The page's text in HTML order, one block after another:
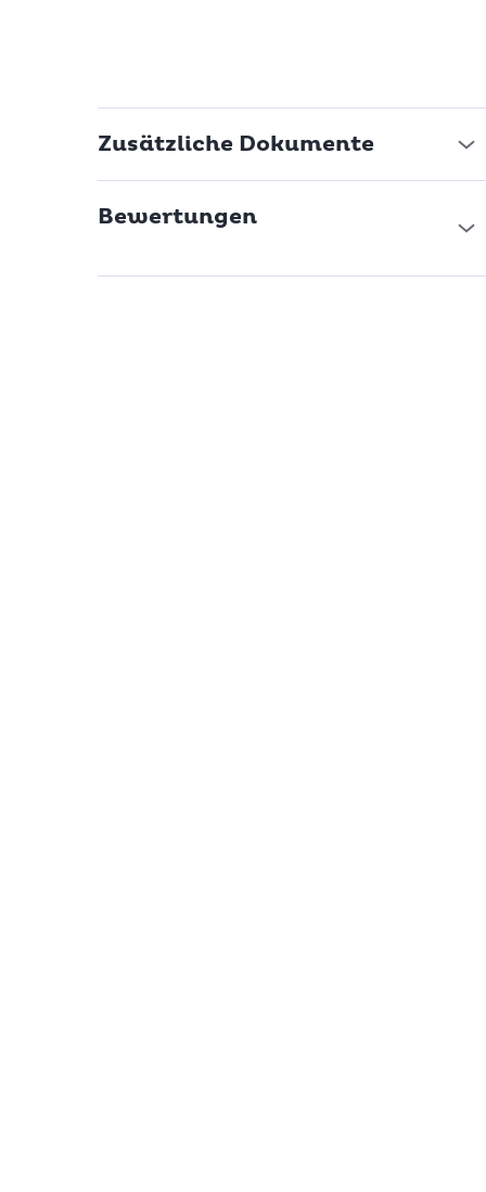
Zusätzliche Dokumente
Bewertungen